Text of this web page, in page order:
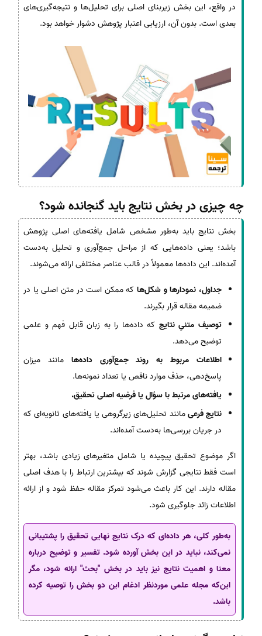
در واقع، این بخش زیربنای اصلی برای تحلیل‌ها و نتیجه‌گیری‌های
بعدی است. بدون آن، ارزیابی اعتبار پژوهش دشوار خواهد بود.
چه چیزی در بخش نتایج باید گنجانده شود؟
بخش نتایج باید به‌طور مشخص شامل یافته‌های اصلی پژوهش
باشد؛ یعنی داده‌هایی که از مراحل جمع‌آوری و تحلیل به‌دست
آمده‌اند. این داده‌ها معمولاً در قالب عناصر مختلفی ارائه می‌شوند.
جداول، نمودارها و شکل‌هاکه ممکن است در متن اصلی یا در
ضمیمه مقاله قرار بگیرند.
توصیف متنیِ نتایج که داده‌ها را به زبان قابل فهم و علمی
توضیح می‌دهد.
اطلاعات مربوط به روند جمع‌آوری داده‌ها مانند میزان
پاسخ‌دهی، حذف موارد ناقص یا تعداد نمونه‌ها.
یافته‌های مرتبط با سؤال یا فرضیه اصلی تحقیق.
نتایج فرعیمانند تحلیل‌های زیرگروهی یا یافته‌های ثانویه‌ای که
در جریان بررسی‌ها به‌دست آمده‌اند.
اگر موضوع تحقیق پیچیده یا شامل متغیرهای زیادی باشد، بهتر
است فقط نتایجی گزارش شوند که بیشترین ارتباط را با هدف اصلی
مقاله دارند. این کار باعث می‌شود تمرکز مقاله حفظ شود و از ارائه
اطلاعات زائد جلوگیری شود.
به‌طور کلی، هر داده‌ای که درک نتایج نهایی تحقیق را پشتیبانی
نمی‌کند، نباید در این بخش آورده شود. تفسیر و توضیح درباره
معنا و اهمیت نتایج نیز باید در بخش "بحث" ارائه شود، مگر
این‌که مجله علمی موردنظر ادغام این دو بخش را توصیه کرده
باشد.